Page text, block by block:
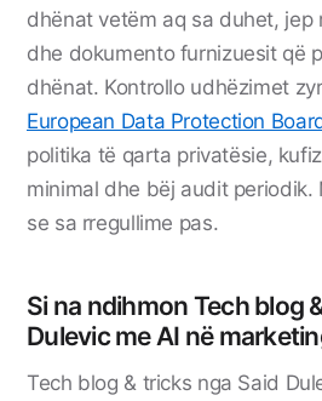
dhënat vetëm aq sa duhet, jep
dhe dokumento furnizuesit që
dhënat. Kontrollo udhëzimet
European Data Protection
politika të qarta privatësie,
minimal dhe bëj audit periodik.
se sa rregullime pas.
Si na ndihmon Tech blog
Dulevic me AI në
Tech blog & tricks nga Said